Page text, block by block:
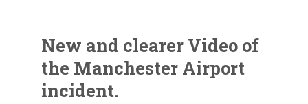
New and clearer Video of
the Manchester Airport
incident.